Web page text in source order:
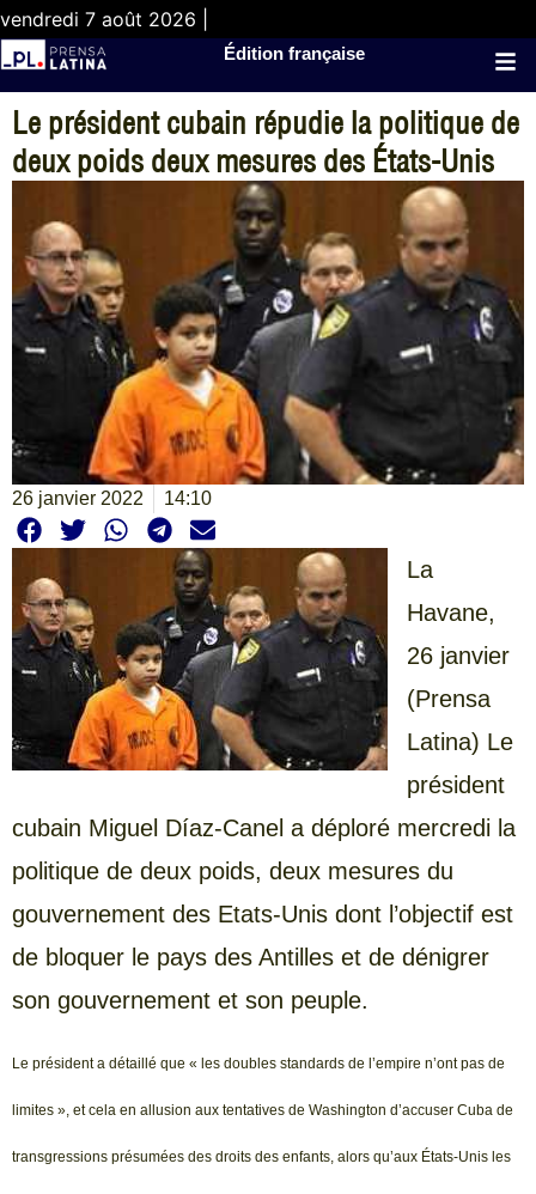
vendredi 7 août 2026 |
Édition française
Le président cubain répudie la politique de
deux poids deux mesures des États-Unis
26 janvier 2022 14:10
La
Havane,
26 janvier
(Prensa
Latina) Le
président
cubain Miguel Díaz-Canel a déploré mercredi la
politique de deux poids, deux mesures du
gouvernement des Etats-Unis dont l’objectif est
de bloquer le pays des Antilles et de dénigrer
son gouvernement et son peuple.
Le président a détaillé que « les doubles standards de l’empire n’ont pas de
limites », et cela en allusion aux tentatives de Washington d’accuser Cuba de
transgressions présumées des droits des enfants, alors qu’aux États-Unis les